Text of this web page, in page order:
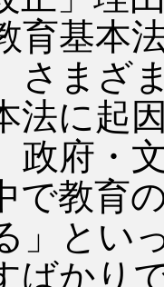
育基本
さまざ
法に起
政府・
で教育
」とい
ばかり